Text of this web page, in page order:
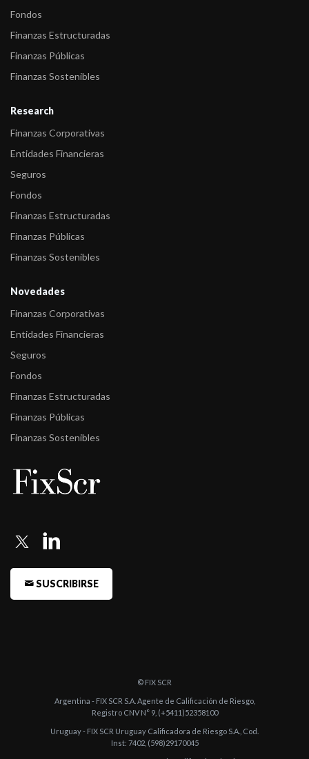
Fondos
Finanzas Estructuradas
Finanzas Públicas
Finanzas Sostenibles
Research
Finanzas Corporativas
Entidades Financieras
Seguros
Fondos
Finanzas Estructuradas
Finanzas Públicas
Finanzas Sostenibles
Novedades
Finanzas Corporativas
Entidades Financieras
Seguros
Fondos
Finanzas Estructuradas
Finanzas Públicas
Finanzas Sostenibles
SUSCRIBIRSE
© FIX SCR
Argentina - FIX SCR S.A. Agente de Calificación de Riesgo,
Registro CNV N° 9, (+5411)52358100
Uruguay - FIX SCR Uruguay Calificadora de Riesgo S.A., Cod.
Inst: 7402, (598)29170045